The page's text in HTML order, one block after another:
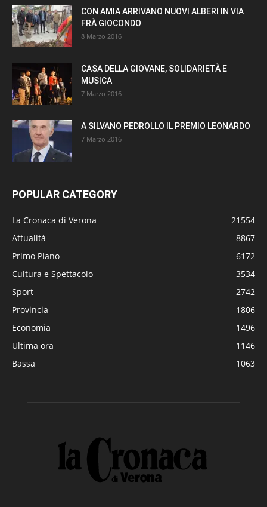
CON AMIA ARRIVANO NUOVI ALBERI IN VIA
FRÀ GIOCONDO
8 Marzo 2016
CASA DELLA GIOVANE, SOLIDARIETÀ E
MUSICA
7 Marzo 2016
A SILVANO PEDROLLO IL PREMIO LEONARDO
7 Marzo 2016
POPULAR CATEGORY
La Cronaca di Verona
21554
Attualità
8867
Primo Piano
6172
Cultura e Spettacolo
3534
Sport
2742
Provincia
1806
Economia
1496
Ultima ora
1146
Bassa
1063